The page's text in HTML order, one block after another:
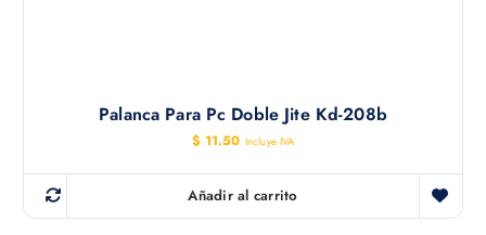
2
.
4
.
0
.
Palanca Para Pc Doble Jite Kd-208b
$ 11.50 Incluye IVA
Añadir al carrito